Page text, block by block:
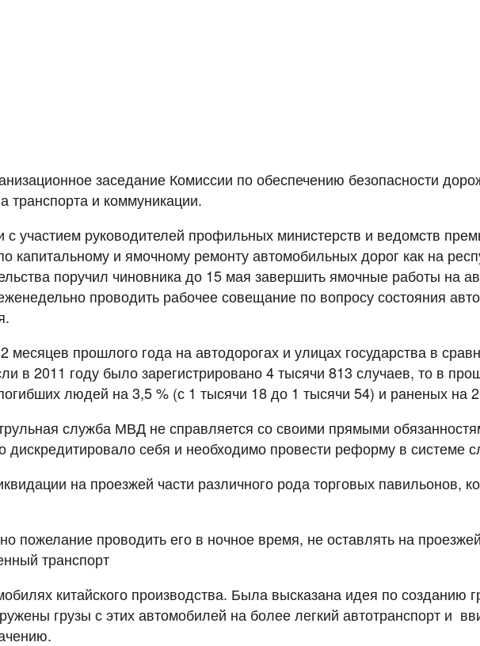
заседание Комиссии по обеспечению безопасности
и коммуникации.
руководителей профильных министерств и ведомств
и ямочному ремонту автомобильных дорог как на
поручил чиновника до 15 мая завершить ямочные работы на
проводить рабочее совещание по вопросу состояния
месяцев прошлого года на автодорогах и улицах государства в
в 2011 году было зарегистрировано 4 тысячи 813 случаев, то в
людей на 3,5 % (с 1 тысячи 18 до 1 тысячи 54) и раненых на
служба МВД не справляется со своими прямыми
дискредитировало себя и необходимо провести реформу в системе
на проезжей части различного рода торговых павильонов,
пожелание проводить его в ночное время, не оставлять на
транспорт
китайского производства. Была высказана идея по созданию
грузы с этих автомобилей на более легкий автотранспорт и